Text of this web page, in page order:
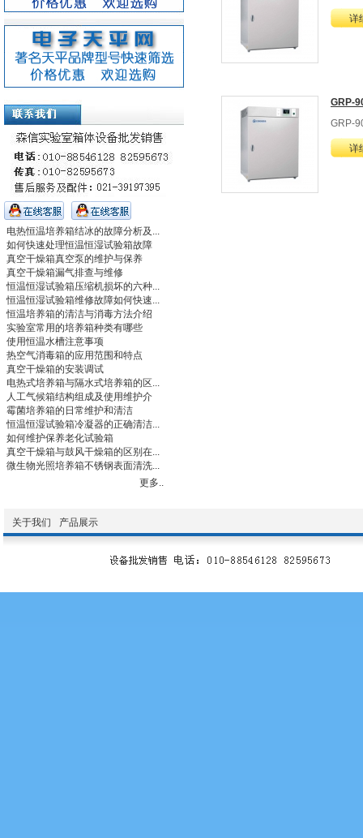
详
GRP-
GRP-
详
电热恒温培养箱结冰的故障分析及...
如何快速处理恒温恒湿试验箱故障
真空干燥箱真空泵的维护与保养
真空干燥箱漏气排查与维修
恒温恒湿试验箱压缩机损坏的六种...
恒温恒湿试验箱维修故障如何快速...
恒温培养箱的清洁与消毒方法介绍
实验室常用的培养箱种类有哪些
使用恒温水槽注意事项
热空气消毒箱的应用范围和特点
真空干燥箱的安装调试
电热式培养箱与隔水式培养箱的区...
人工气候箱结构组成及使用维护介
霉菌培养箱的日常维护和清洁
恒温恒湿试验箱冷凝器的正确清洁...
如何维护保养老化试验箱
真空干燥箱与鼓风干燥箱的区别在...
微生物光照培养箱不锈钢表面清洗...
更多..
关于我们 产品展示